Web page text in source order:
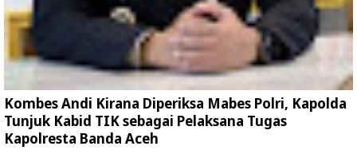
Kombes Andi Kirana Diperiksa Mabes Polri, Kapolda
Tunjuk Kabid TIK sebagai Pelaksana Tugas
Kapolresta Banda Aceh